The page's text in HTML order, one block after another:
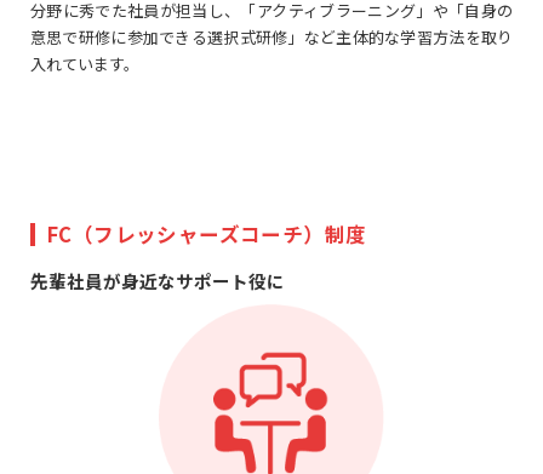
分野に秀でた社員が担当し、「アクティブラーニング」や「自身の
意思で研修に参加できる選択式研修」など主体的な学習方法を取り
入れています。
FC（フレッシャーズコーチ）制度
先輩社員が身近なサポート役に